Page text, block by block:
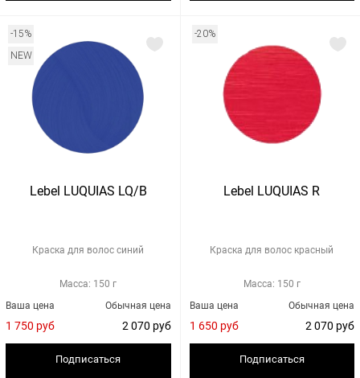
-15%
NEW
Lebel LUQUIAS LQ/B
Краска для волос синий
Масса: 150 г
Обычная цена
2 070 руб
Ваша цена
1 750 руб
Подписаться
-20%
Lebel LUQUIAS R
Краска для волос красный
Масса: 150 г
Обычная цена
2 070 руб
Ваша цена
1 650 руб
Подписаться